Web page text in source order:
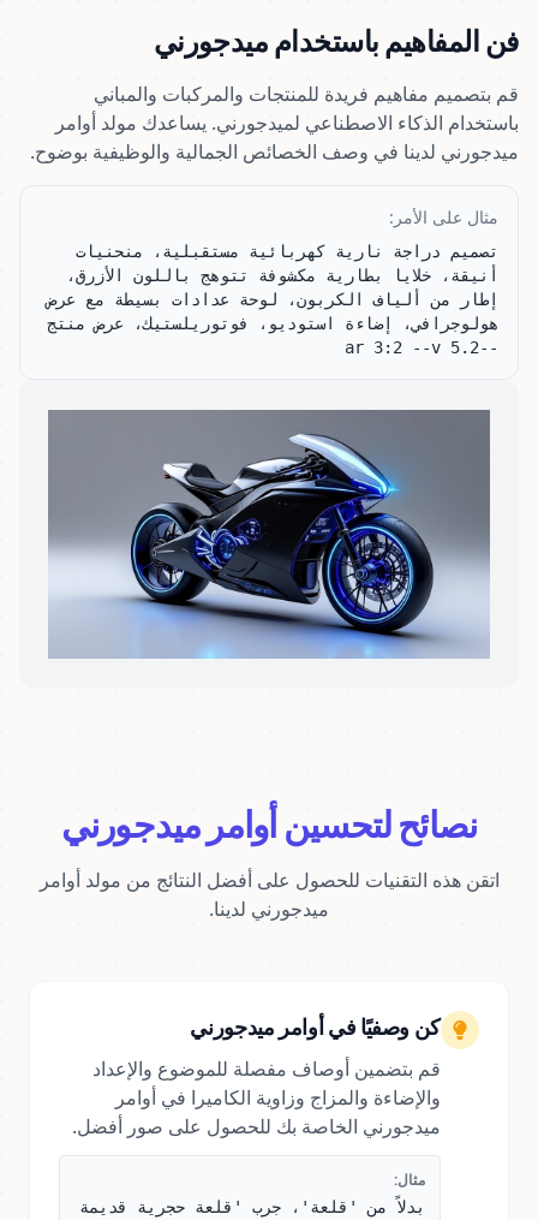
فن المفاهيم باستخدام ميدجورني
قم بتصميم مفاهيم فريدة للمنتجات والمركبات والمباني
باستخدام الذكاء الاصطناعي لميدجورني. يساعدك مولد أوامر
ميدجورني لدينا في وصف الخصائص الجمالية والوظيفية بوضوح.
مثال على الأمر:
إطار من ألياف الكربون، لوحة عدادات بسيطة مع عرض
--ar 3:2 --v 5.2
نصائح لتحسين أوامر ميدجورني
اتقن هذه التقنيات للحصول على أفضل النتائج من مولد أوامر
ميدجورني لدينا.
كن وصفيًا في أوامر ميدجورني
قم بتضمين أوصاف مفصلة للموضوع والإعداد
والإضاءة والمزاج وزاوية الكاميرا في أوامر
ميدجورني الخاصة بك للحصول على صور أفضل.
مثال:
بدلاً من 'قلعة'، جرب 'قلعة حجرية قديمة